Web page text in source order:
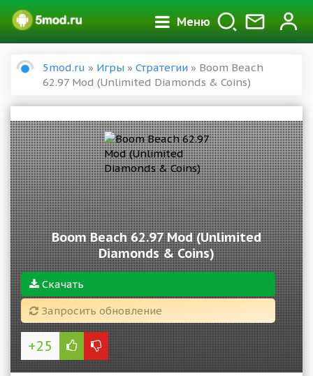
Меню
5mod.ru » Игры » Стратегии » Boom Beach
62.97 Mod (Unlimited Diamonds & Coins)
Boom Beach 62.97 Mod (Unlimited
Diamonds & Coins)
Скачать
Запросить обновление
+25